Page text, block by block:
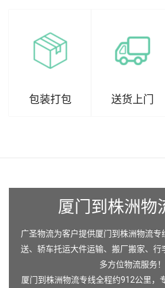
包装打包 送货上门
厦门到株洲物
广圣物流为客户提供厦门到株洲物流
送、轿车托运大件运输、搬厂搬家、行
多方位物流服务！
厦门到株洲物流专线全程约912公里，